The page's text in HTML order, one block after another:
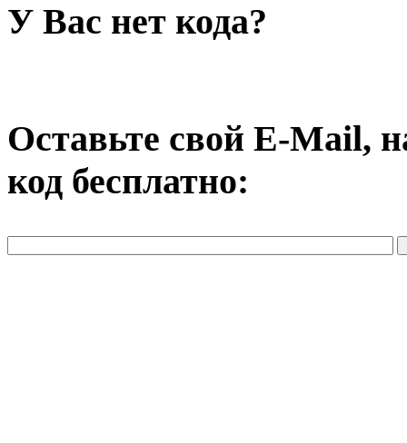
У Вас нет кода?
Оставьте свой E-Mail,
код бесплатно: